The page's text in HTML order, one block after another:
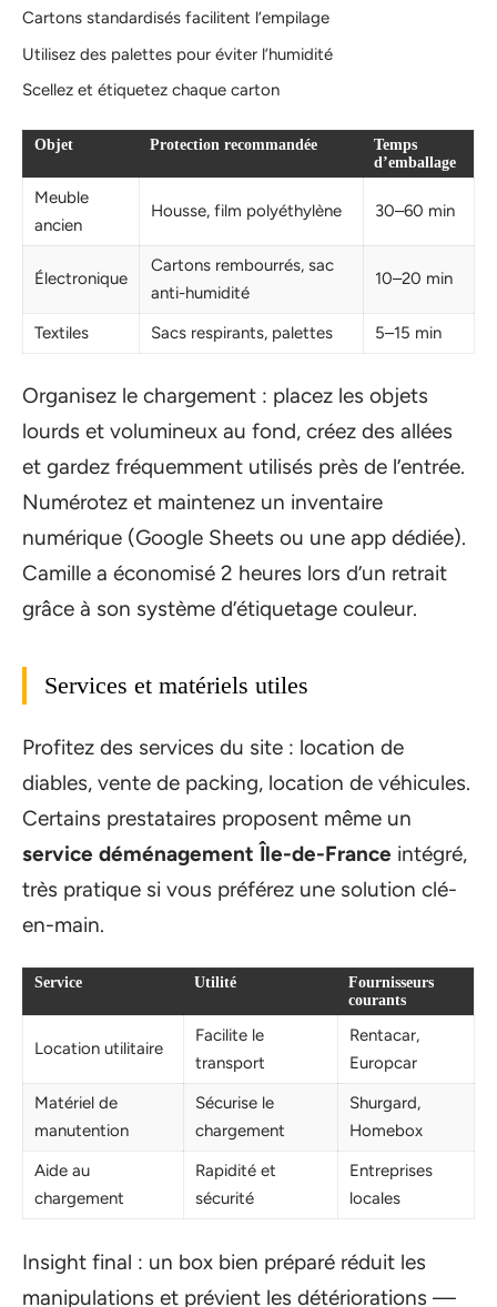
Cartons standardisés facilitent l’empilage
Utilisez des palettes pour éviter l’humidité
Scellez et étiquetez chaque carton
Objet Protection recommandée
Temps
d’emballage
Meuble
ancien
Housse, film polyéthylène 30–60 min
Électronique
Cartons rembourrés, sac
anti-humidité
10–20 min
Textiles Sacs respirants, palettes 5–15 min
Organisez le chargement : placez les objets
lourds et volumineux au fond, créez des allées
et gardez fréquemment utilisés près de l’entrée.
Numérotez et maintenez un inventaire
numérique (Google Sheets ou une app dédiée).
Camille a économisé 2 heures lors d’un retrait
grâce à son système d’étiquetage couleur.
Services et matériels utiles
Profitez des services du site : location de
diables, vente de packing, location de véhicules.
Certains prestataires proposent même un
service déménagement Île-de-France intégré,
très pratique si vous préférez une solution clé-
en-main.
Service Utilité
Fournisseurs
courants
Location utilitaire
Facilite le
transport
Rentacar,
Europcar
Matériel de
manutention
Sécurise le
chargement
Shurgard,
Homebox
Aide au
chargement
Rapidité et
sécurité
Entreprises
locales
Insight final : un box bien préparé réduit les
manipulations et prévient les détériorations —